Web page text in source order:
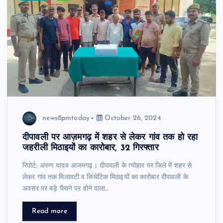
news8pmtoday October 26, 2024
दीपावली पर आज़मगढ़ में शहर से लेकर गांव तक हो रहा
जहरीली मिठाइयों का कारोबार, 32 गिरफ्तार
रिपोर्ट: अरुण यादव आजमगढ़। दीपावली के त्योहार पर जिले में शहर से
लेकर गांव तक मिलावटी व सिंथेटिक मिठाइयों का कारोबार दीपावली के
अवसर पर बड़े पैमाने पर होने वाला…
Read more